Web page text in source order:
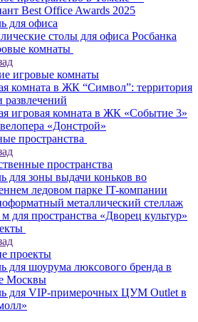
Best Office Awards 2025
для офиса
столы для офиса Росбанка
комнаты
игровые комнаты
комната в ЖК “Символ”: территория
развлечений
игровая комната в ЖК «Событие 3»
«Донстрой»
пространства
пространства
для зоны выдачи коньков во
ледовом парке IT-компании
металлический стеллаж
для пространства «Дворец культур»
проекты
для шоурума люксового бренда в
Москвы
для VIP-примерочных ЦУМ Outlet в